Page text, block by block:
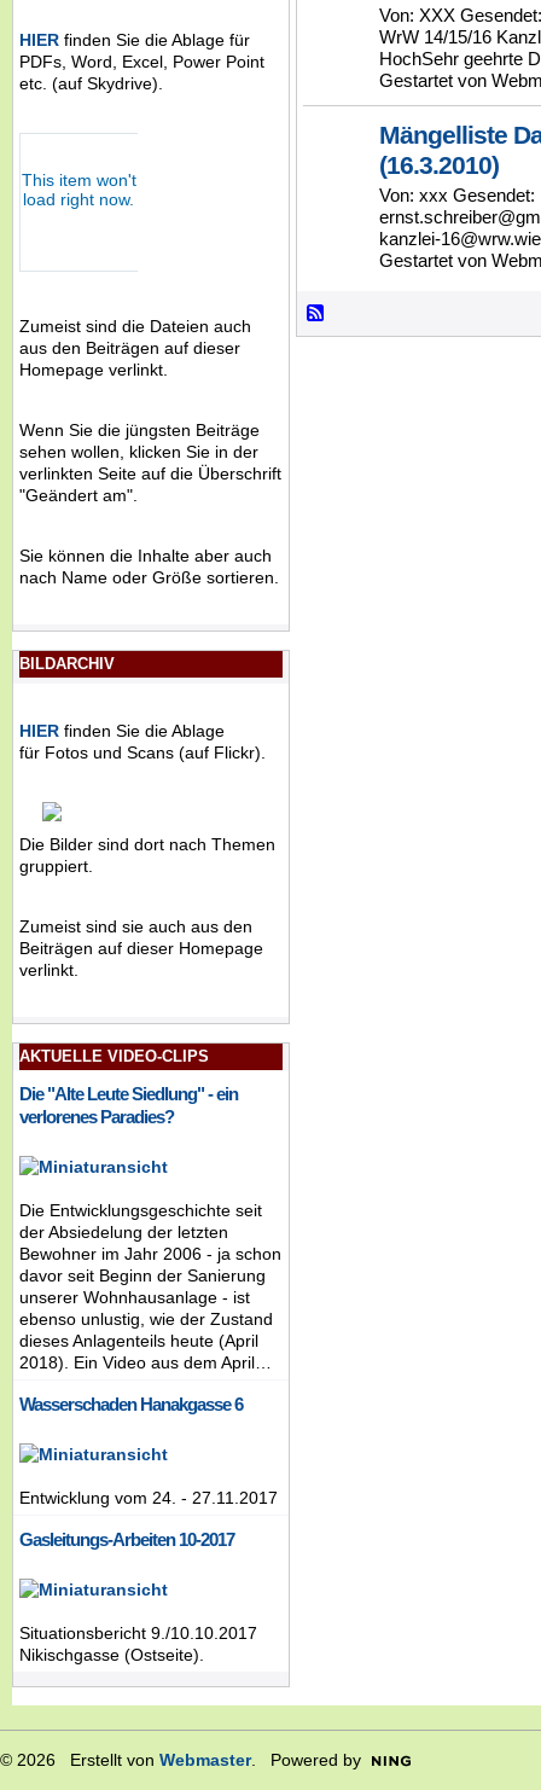
HIER finden Sie die Ablage für
PDFs, Word, Excel, Power Point
etc. (auf Skydrive).
Zumeist sind die Dateien auch
aus den Beiträgen auf dieser
Homepage verlinkt.
Wenn Sie die jüngsten Beiträge
sehen wollen, klicken Sie in der
verlinkten Seite auf die Überschrift
"Geändert am".
Sie können die Inhalte aber auch
nach Name oder Größe sortieren.
BILDARCHIV
HIER finden Sie die Ablage
für Fotos und Scans (auf Flickr).
Die Bilder sind dort nach Themen
gruppiert.
Zumeist sind sie auch aus den
Beiträgen auf dieser Homepage
verlinkt.
AKTUELLE VIDEO-CLIPS
Die "Alte Leute Siedlung" - ein
verlorenes Paradies?
Die Entwicklungsgeschichte seit
der Absiedelung der letzten
Bewohner im Jahr 2006 - ja schon
davor seit Beginn der Sanierung
unserer Wohnhausanlage - ist
ebenso unlustig, wie der Zustand
dieses Anlagenteils heute (April
2018). Ein Video aus dem April…
Wasserschaden Hanakgasse 6
Entwicklung vom 24. - 27.11.2017
Gasleitungs-Arbeiten 10-2017
Situationsbericht 9./10.10.2017
Nikischgasse (Ostseite).
Von: XXX
WrW 14/15/16
HochSehr geehrte
Gestartet von
Mängelliste
(16.3.2010)
Von: xxx Gesendet:
kanzlei-
Gestartet von
© 2026 Erstellt von Webmaster. Powered by